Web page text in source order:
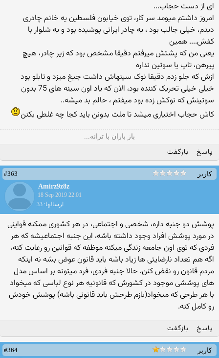
ای از دست حجاب...
امروز داشتم میومد سر کار، توی خیابون فلسطین یه خانم چادری
دیدم، خیلی جالب بود ، یه چادر ایرانی پوشیده بود و یه شلوار با
کفش.... همین
یعنی من که پشتش میرفتم دقیقا مشخص بود که زیر چادر، هیچ
پیرهن، تاپ یا سوتین نداره
ازش که جلو زدم دقیقا نوک سینهاش داشت جیغ میزد و تابلو بود
خیلی خیلی تحریک کننده بود، الان که یاد اون سینه های 75 بدون
سوتینش که نوکش زده بود میفتم ، حالم بد میشه..
کاش حجاب اختیاری میشد تا ملت بدونن باید کجا چه غلطی بکنن
باز باران با ترانه...
پاسخ بازگفت
کاربر
#363
Amirz9z8z
18 Sep 2019 22:01
ارسالها: 33
پوشش دو جنبه داره، شخصی و اجتماعی، در هر کشوری ممکنه قواینی
در مورد پوشش افراد وجود داشته باشه، این جنبه اجتماعیشه که هر
فردی که توی اون جامعه زندگی میکنه موظفه که قوانین رو رعایت کنه،
اگه هم تعداد نارضایتی ها زیاد باشه باید قانون عوض بشه نه اینکه
مردم قانون رو نقض کنن، حالا جنبه فردی، فرد میتونه بر اساس مدل
های پوششی موجود در کشورش که قانونیه هر نوع لباسی که میخواد
با هر طرحی که میخواد(بازم طرحش باید قانونی باشه) پوشش خودش
رو کامل کنه.
پاسخ بازگفت
کاربر
#364